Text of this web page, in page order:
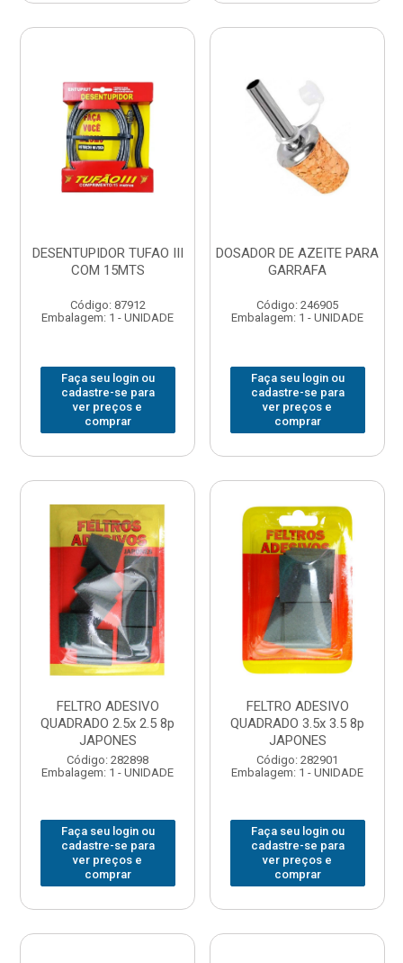
DESENTUPIDOR TUFAO III
COM 15MTS
Código: 87912
Embalagem: 1 - UNIDADE
Faça seu login ou
cadastre-se para
ver preços e
comprar
DOSADOR DE AZEITE PARA
GARRAFA
Código: 246905
Embalagem: 1 - UNIDADE
Faça seu login ou
cadastre-se para
ver preços e
comprar
FELTRO ADESIVO
QUADRADO 2.5x 2.5 8p
JAPONES
Código: 282898
Embalagem: 1 - UNIDADE
Faça seu login ou
cadastre-se para
ver preços e
comprar
FELTRO ADESIVO
QUADRADO 3.5x 3.5 8p
JAPONES
Código: 282901
Embalagem: 1 - UNIDADE
Faça seu login ou
cadastre-se para
ver preços e
comprar